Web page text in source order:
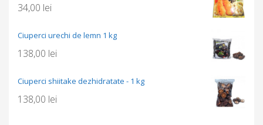
34,00 lei
Ciuperci urechi de lemn 1 kg
138,00 lei
Ciuperci shiitake dezhidratate - 1 kg
138,00 lei